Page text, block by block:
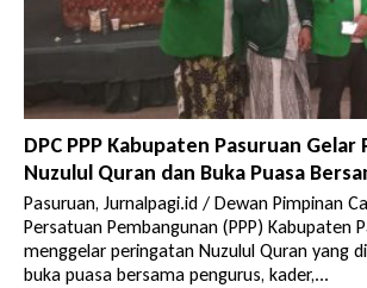
DPC PPP Kabupaten Pasuruan
Nuzulul Quran dan Buka Puasa
Pasuruan, Jurnalpagi.id / Dewan Pimpinan
Persatuan Pembangunan (PPP) Kabupaten
menggelar peringatan Nuzulul Quran yang
buka puasa bersama pengurus, kader,...